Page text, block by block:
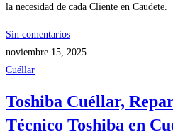
la necesidad de cada Cliente en Caudete.
Sin comentarios
noviembre 15, 2025
Cuéllar
Toshiba Cuéllar,
Técnico Toshiba en